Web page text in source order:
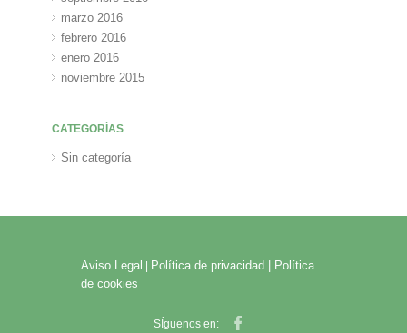
marzo 2016
febrero 2016
enero 2016
noviembre 2015
CATEGORÍAS
Sin categoría
Aviso Legal | Política de privacidad |
Política
de cookies
SÍguenos en: